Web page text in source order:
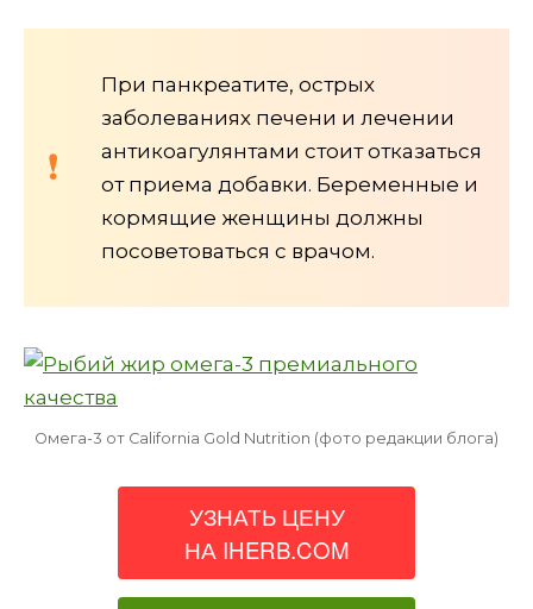
При панкреатите, острых
заболеваниях печени и лечении
антикоагулянтами стоит отказаться
от приема добавки. Беременные и
кормящие женщины должны
посоветоваться с врачом.
Омега-3 от California Gold Nutrition (фото редакции блога)
УЗНАТЬ ЦЕНУ
НА IHERB.COM